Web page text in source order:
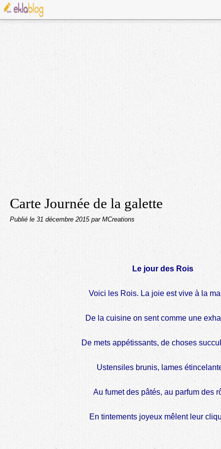
Carte Journée de la galette
Publié le 31 décembre 2015 par MCreations
Le jour des Rois
Voici les Rois. La joie est vive à la
De la cuisine on sent comme une
De mets appétissants, de choses
Ustensiles brunis, lames
Au fumet des pâtés, au parfum des
En tintements joyeux mêlent leur